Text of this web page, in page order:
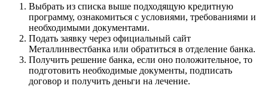
Выбрать из списка выше подходящую кредитную
программу, ознакомиться с условиями, требованиями и
необходимыми документами.
Подать заявку через официальный сайт
Металлинвестбанка или обратиться в отделение банка.
Получить решение банка, если оно положительное, то
подготовить необходимые документы, подписать
договор и получить деньги на лечение.